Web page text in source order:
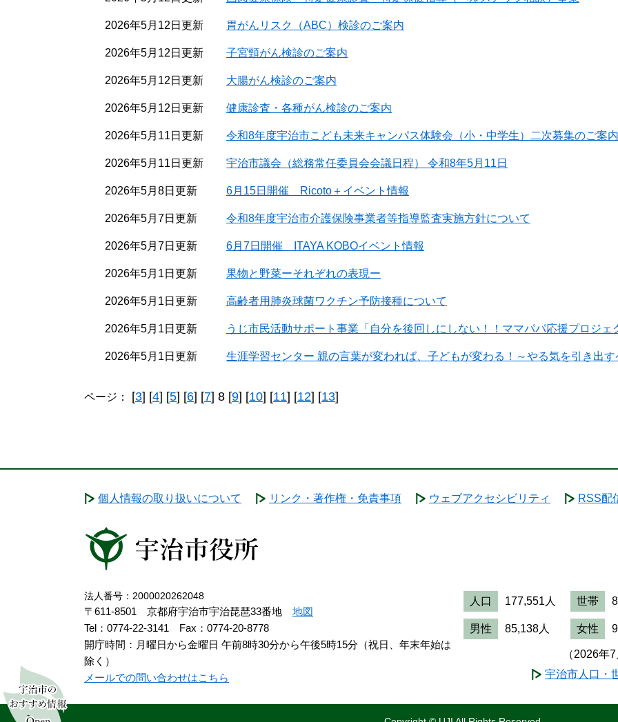
2026年5月12日更新 胃がんリスク（ABC）検診のご案内
2026年5月12日更新 子宮頸がん検診のご案内
2026年5月12日更新 大腸がん検診のご案内
2026年5月12日更新 健康診査・各種がん検診のご案内
2026年5月11日更新 令和8年度宇治市こども未来キャンパス体験会（小・中学生）二次募集のご案内
2026年5月11日更新 宇治市議会（総務常任委員会会議日程） 令和8年5月11日
2026年5月8日更新 6月15日開催 Ricoto＋イベント情報
2026年5月7日更新 令和8年度宇治市介護保険事業者等指導監査実施方針について
2026年5月7日更新 6月7日開催 ITAYA KOBOイベント情報
2026年5月1日更新 果物と野菜ーそれぞれの表現ー
2026年5月1日更新 高齢者用肺炎球菌ワクチン予防接種について
2026年5月1日更新 うじ市民活動サポート事業「自分を後回しにしない！！ママパパ応援プロジェ
2026年5月1日更新 生涯学習センター 親の言葉が変われば、子どもが変わる！～やる気を引き出す
ページ： [3] [4] [5] [6] [7] 8 [9] [10] [11] [12] [13]
個人情報の取り扱いについて リンク・著作権・免責事項 ウェブアクセシビリティ RSS配
法人番号：2000020262048
〒611-8501 京都府宇治市宇治琵琶33番地 地図
Tel：0774-22-3141
Fax：0774-20-8778
開庁時間：月曜日から金曜日 午前8時30分から午後5時15分（祝日、年末年始は
除く）
メールでの問い合わせはこちら
人口 177,551人 世帯
男性 85,138人 女性
（2026年
宇治市人口・